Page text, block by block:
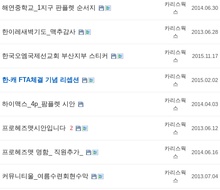
해연중학교_1지구 판플렛 순서지
카리스웍
스
2014.06.30
한이레새벽기도_맥추감사
카리스웍
스
2013.06.28
한국오엠국제선교회 부산지부 스티커
카리스웍
스
2015.11.17
한-캐 FTA체결 기념 리셉션
카리스웍
스
2015.02.02
하이맥스_4p_팜플렛 시안
카리스웍
스
2014.04.03
프로헤즈맷시안입니다 2
카리스웍
스
2013.06.12
프로헤즈맷 명함_ 직원추가_
카리스웍
스
2014.06.16
커뮤니티울_여름수련회현수막
카리스웍
스
2013.07.04